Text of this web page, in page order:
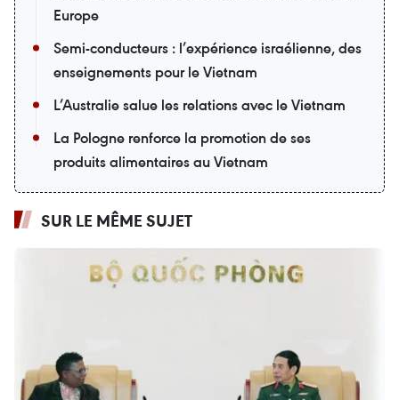
Europe
Semi-conducteurs : l’expérience israélienne, des
enseignements pour le Vietnam
L’Australie salue les relations avec le Vietnam
La Pologne renforce la promotion de ses
produits alimentaires au Vietnam
SUR LE MÊME SUJET